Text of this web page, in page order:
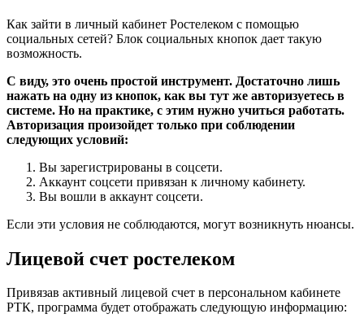
Как зайти в личный кабинет Ростелеком с помощью
социальных сетей? Блок социальных кнопок дает такую
возможность.
С виду, это очень простой инструмент. Достаточно лишь
нажать на одну из кнопок, как вы тут же авторизуетесь в
системе. Но на практике, с этим нужно учиться работать.
Авторизация произойдет только при соблюдении
следующих условий:
Вы зарегистрированы в соцсети.
Аккаунт соцсети привязан к личному кабинету.
Вы вошли в аккаунт соцсети.
Если эти условия не соблюдаются, могут возникнуть нюансы.
Лицевой счет ростелеком
Привязав активный лицевой счет в персональном кабинете
РТК, программа будет отображать следующую информацию: